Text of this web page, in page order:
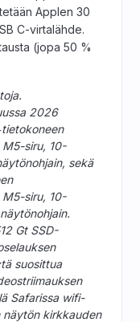
Applen 30
C-virtalähde.
(jopa 50 %
2026
siru, 10-
sekä
siru, 10-
Gt SSD-
suosittua
Safarissa wifi-
kirkkauden